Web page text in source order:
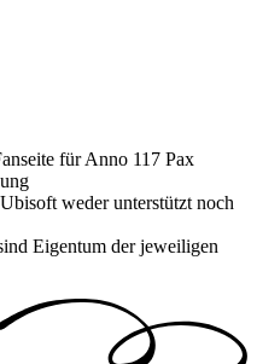
für Anno 117 Pax
weder unterstützt noch
Eigentum der jeweiligen